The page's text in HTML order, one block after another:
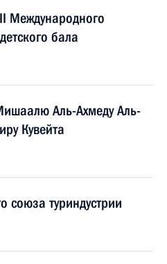
Международного
бала
Аль-Ахмеду Аль-
Кувейта
союза туриндустрии